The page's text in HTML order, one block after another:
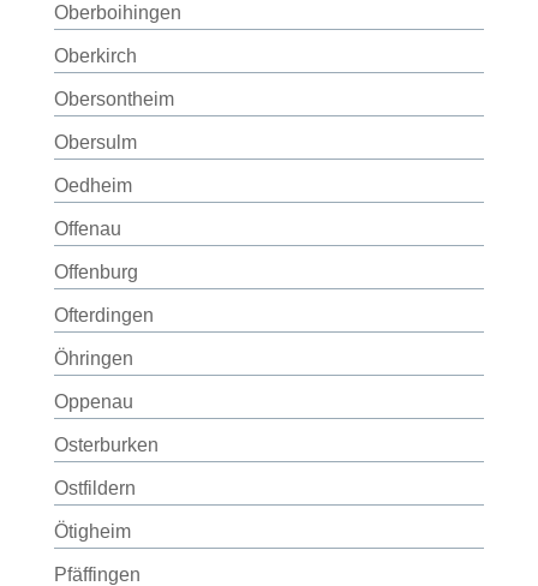
Oberboihingen
Oberkirch
Obersontheim
Obersulm
Oedheim
Offenau
Offenburg
Ofterdingen
Öhringen
Oppenau
Osterburken
Ostfildern
Ötigheim
Pfäffingen